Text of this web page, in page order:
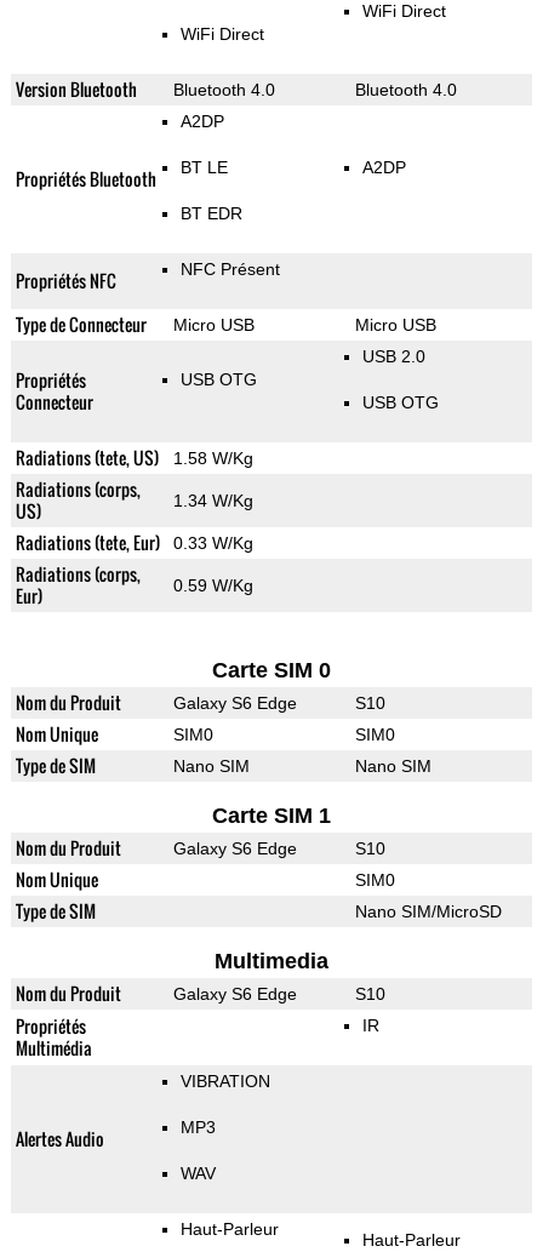
WiFi Direct
WiFi Direct
Version Bluetooth Bluetooth 4.0 Bluetooth 4.0
Propriétés Bluetooth
A2DP
BT LE
BT EDR
A2DP
Propriétés NFC NFC Présent
Type de Connecteur Micro USB Micro USB
Propriétés
Connecteur
USB OTG
USB 2.0
USB OTG
Radiations (tete, US) 1.58 W/Kg
Radiations (corps,
US)
1.34 W/Kg
Radiations (tete, Eur) 0.33 W/Kg
Radiations (corps,
Eur)
0.59 W/Kg
Carte SIM 0
Nom du Produit Galaxy S6 Edge S10
Nom Unique SIM0 SIM0
Type de SIM Nano SIM Nano SIM
Carte SIM 1
Nom du Produit Galaxy S6 Edge S10
Nom Unique SIM0
Type de SIM Nano SIM/MicroSD
Multimedia
Nom du Produit Galaxy S6 Edge S10
Propriétés
Multimédia
IR
Alertes Audio
VIBRATION
MP3
WAV
Haut-Parleur
Haut-Parleur